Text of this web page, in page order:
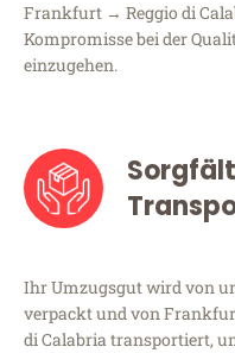
Frankfurt → Reggio di
Kompromisse bei der
einzugehen.
Ihr Umzugsgut wird von
verpackt und von
di Calabria transportiert,